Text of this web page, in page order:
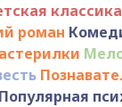
классика
роман
Популярная